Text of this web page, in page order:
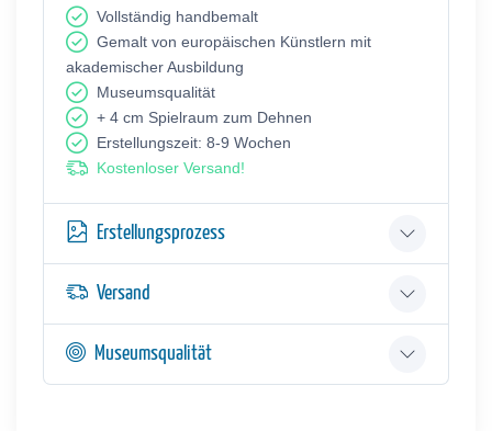
Vollständig handbemalt
Gemalt von europäischen Künstlern mit
akademischer Ausbildung
Museumsqualität
+ 4 cm Spielraum zum Dehnen
Erstellungszeit: 8-9 Wochen
Kostenloser Versand!
Erstellungsprozess
Versand
Museumsqualität